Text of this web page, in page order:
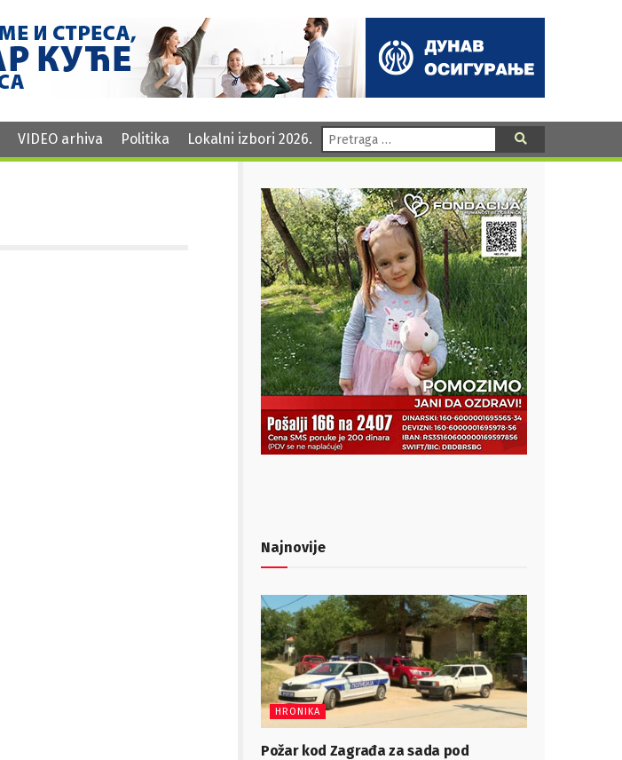
VIDEO arhiva Politika Lokalni izbori 2026. Pretraga:
Najnovije
HRONIKA
Požar kod Zagrađa za sada pod